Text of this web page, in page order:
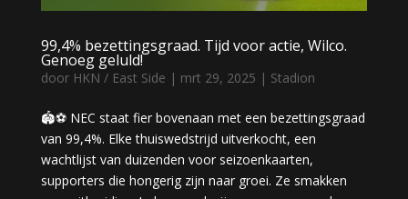
99,4% bezettingsgraad. Tijd voor actie, Wilco.
Genoeg geluld!
door HKN / East Side | mrt 29, 2025 | Stadion
🏟️⚽️ NEC staat fier bovenaan met een bezettingsgraad
van 99,4%. Elke thuiswedstrijd uitverkocht, een
wachtlijst van duizenden voor seizoenkaarten,
supporters die hongerig zijn naar groei. Ze smakken